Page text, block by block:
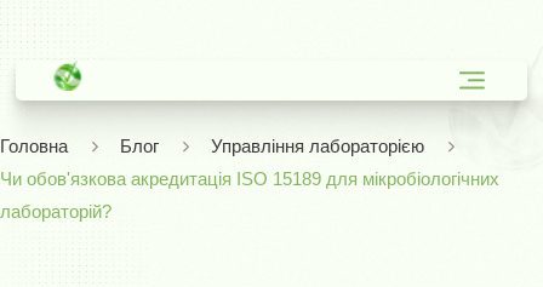
Головна Блог
Управління лабораторією
Чи обов'язкова акредитація ISO 15189 для мікробіологічних
лабораторій?